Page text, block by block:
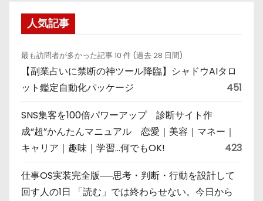
人気記事
最も訪問者が多かった記事 10 件 (過去 28 日間)
【副業占いに禁断の神ツール降臨】シャドウAIタロ
ット鑑定自動化パッケージ
451
SNS集客を100倍パワーアップ 診断サイト作
成“超”かんたんマニュアル 恋愛｜美容｜マネー｜
キャリア｜趣味｜学習…何でもOK!
423
仕事OS実装完全版──思考・判断・行動を設計して
回す人の1日 「読む」では終わらせない。今日から